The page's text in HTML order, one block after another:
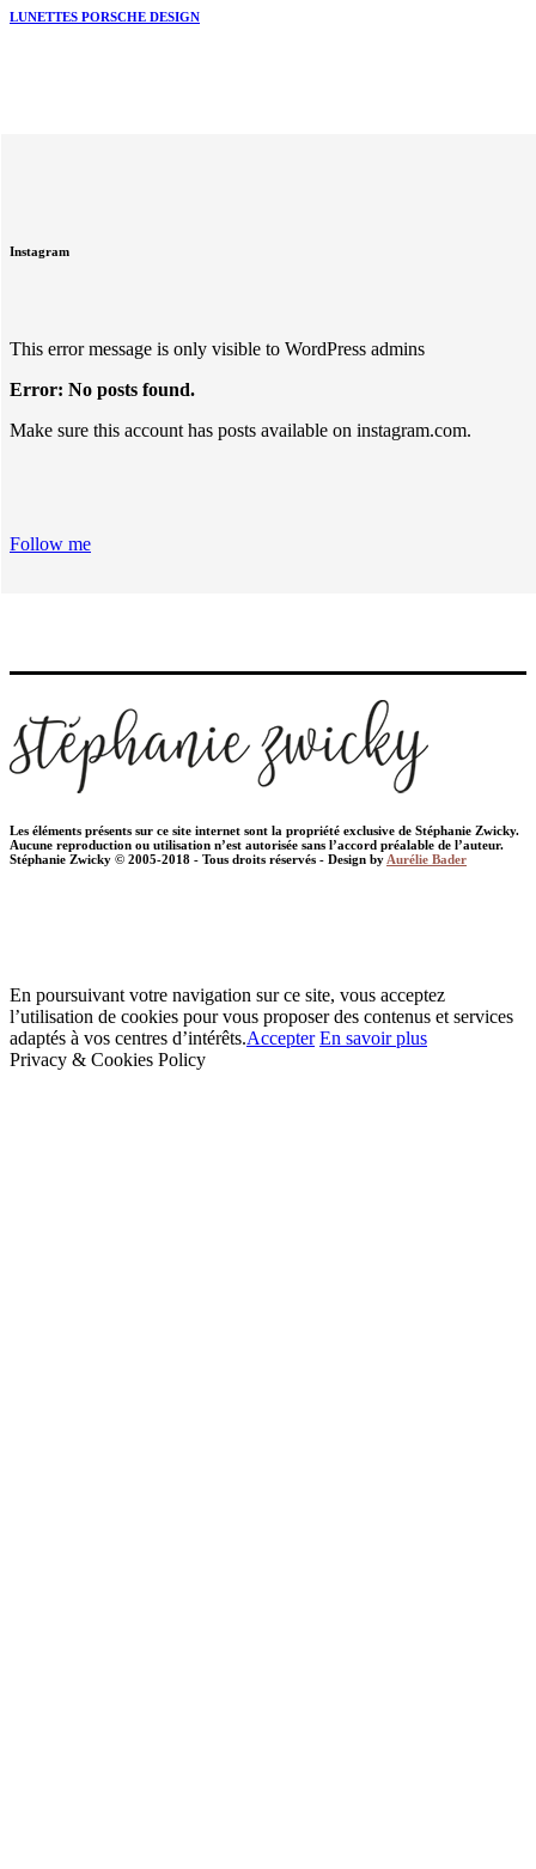
LUNETTES PORSCHE DESIGN
Instagram
This error message is only visible to WordPress admins
Error: No posts found.
Make sure this account has posts available on instagram.com.
Follow me
Les éléments présents sur ce site internet sont la propriété exclusive de Stéphanie Zwicky.
Aucune reproduction ou utilisation n’est autorisée sans l’accord préalable de l’auteur.
Stéphanie Zwicky © 2005-2018 - Tous droits réservés - Design by Aurélie Bader
En poursuivant votre navigation sur ce site, vous acceptez
l’utilisation de cookies pour vous proposer des contenus et services
adaptés à vos centres d’intérêts.Accepter En savoir plus
Privacy & Cookies Policy